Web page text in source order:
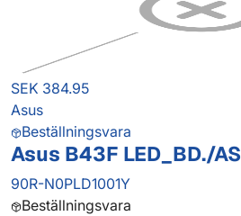
SEK 384.95
Asus
Beställningsvara
Asus B43F LED_BD./AS
90R-N0PLD1001Y
Beställningsvara